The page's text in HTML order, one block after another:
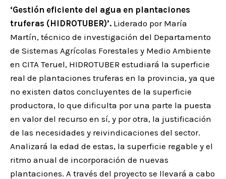
‘Gestión eficiente del agua en plantaciones
truferas (HIDROTUBER)’. Liderado por María
Martín, técnico de investigación del Departamento
de Sistemas Agrícolas Forestales y Medio Ambiente
en CITA Teruel, HIDROTUBER estudiará la superficie
real de plantaciones truferas en la provincia, ya que
no existen datos concluyentes de la superficie
productora, lo que dificulta por una parte la puesta
en valor del recurso en sí, y por otra, la justificación
de las necesidades y reivindicaciones del sector.
Analizará la edad de estas, la superficie regable y el
ritmo anual de incorporación de nuevas
plantaciones. A través del proyecto se llevará a cabo